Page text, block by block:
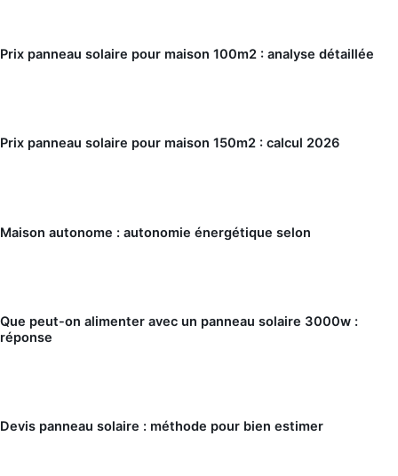
Prix panneau solaire pour maison 100m2 : analyse détaillée
Prix panneau solaire pour maison 150m2 : calcul 2026
Maison autonome : autonomie énergétique selon
Que peut-on alimenter avec un panneau solaire 3000w :
réponse
Devis panneau solaire : méthode pour bien estimer